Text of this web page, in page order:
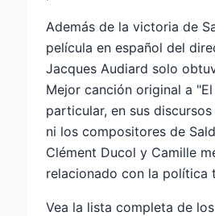
Además de la victoria de
película en español del
Jacques Audiard solo
Mejor canción original a "El
particular, en sus
ni los compositores de
Clément Ducol y Camille
relacionado con la política
Vea la lista completa de